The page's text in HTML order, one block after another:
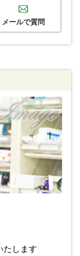
メールで質問
たします